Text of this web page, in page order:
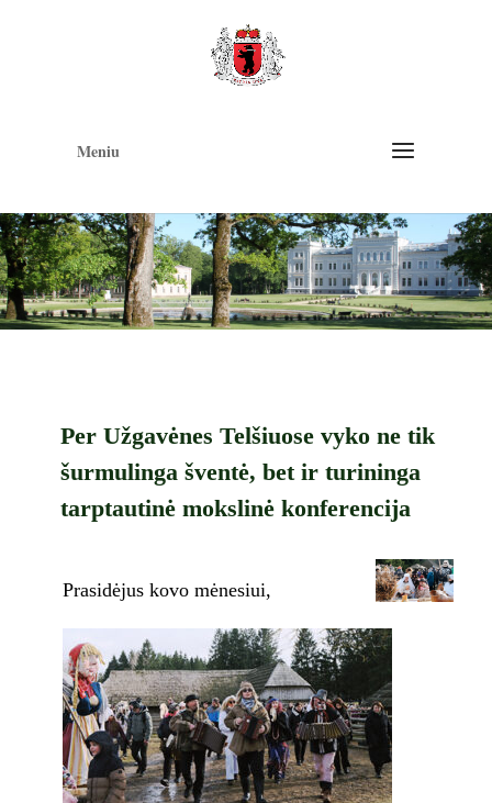
Meniu
Per Užgavėnes Telšiuose vyko ne tik
šurmulinga šventė, bet ir turininga
tarptautinė mokslinė konferencija
Prasidėjus kovo mėnesiui,